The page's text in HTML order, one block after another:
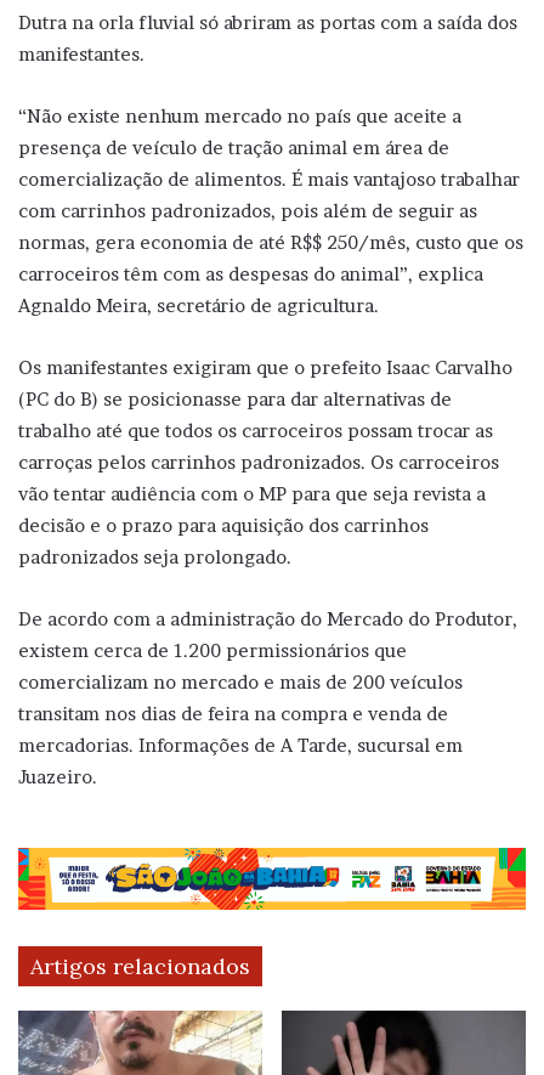
Dutra na orla fluvial só abriram as portas com a saída dos
manifestantes.
“Não existe nenhum mercado no país que aceite a
presença de veículo de tração animal em área de
comercialização de alimentos. É mais vantajoso trabalhar
com carrinhos padronizados, pois além de seguir as
normas, gera economia de até R$$ 250/mês, custo que os
carroceiros têm com as despesas do animal”, explica
Agnaldo Meira, secretário de agricultura.
Os manifestantes exigiram que o prefeito Isaac Carvalho
(PC do B) se posicionasse para dar alternativas de
trabalho até que todos os carroceiros possam trocar as
carroças pelos carrinhos padronizados. Os carroceiros
vão tentar audiência com o MP para que seja revista a
decisão e o prazo para aquisição dos carrinhos
padronizados seja prolongado.
De acordo com a administração do Mercado do Produtor,
existem cerca de 1.200 permissionários que
comercializam no mercado e mais de 200 veículos
transitam nos dias de feira na compra e venda de
mercadorias. Informações de A Tarde, sucursal em
Juazeiro.
Artigos relacionados